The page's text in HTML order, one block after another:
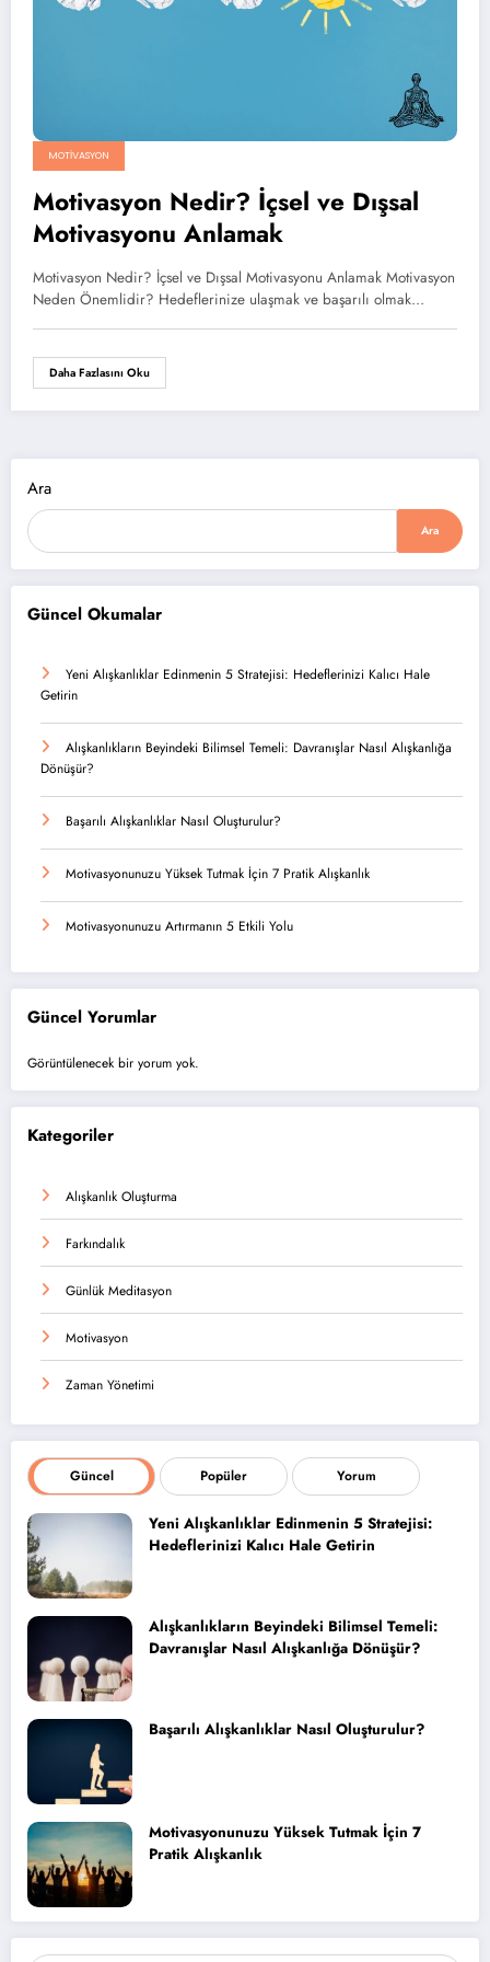
MOTIVASYON
Motivasyon Nedir? İçsel ve Dışsal
Motivasyonu Anlamak
Motivasyon Nedir? İçsel ve Dışsal Motivasyonu Anlamak Motivasyon
Neden Önemlidir? Hedeflerinize ulaşmak ve başarılı olmak…
Daha Fazlasını Oku
Ara
Ara
Güncel Okumalar
Yeni Alışkanlıklar Edinmenin 5 Stratejisi: Hedeflerinizi Kalıcı Hale
Getirin
Alışkanlıkların Beyindeki Bilimsel Temeli: Davranışlar Nasıl Alışkanlığa
Dönüşür?
Başarılı Alışkanlıklar Nasıl Oluşturulur?
Motivasyonunuzu Yüksek Tutmak İçin 7 Pratik Alışkanlık
Motivasyonunuzu Artırmanın 5 Etkili Yolu
Güncel Yorumlar
Görüntülenecek bir yorum yok.
Kategoriler
Alışkanlık Oluşturma
Farkındalık
Günlük Meditasyon
Motivasyon
Zaman Yönetimi
Güncel Popüler Yorum
Yeni Alışkanlıklar Edinmenin 5 Stratejisi:
Hedeflerinizi Kalıcı Hale Getirin
Alışkanlıkların Beyindeki Bilimsel Temeli:
Davranışlar Nasıl Alışkanlığa Dönüşür?
Başarılı Alışkanlıklar Nasıl Oluşturulur?
Motivasyonunuzu Yüksek Tutmak İçin 7
Pratik Alışkanlık